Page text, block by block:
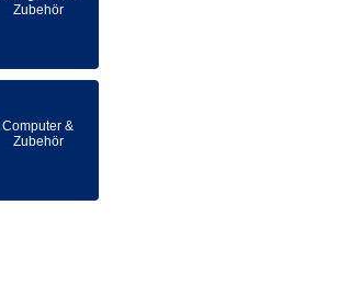
Zubehör
Computer &
Zubehör